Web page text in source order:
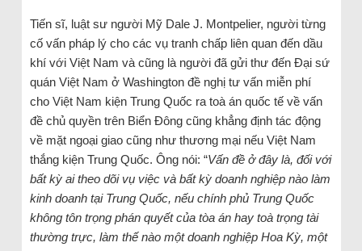
Tiến sĩ, luật sư người Mỹ Dale J. Montpelier, người từng
cố vấn pháp lý cho các vụ tranh chấp liên quan đến dầu
khí với Việt Nam và cũng là người đã gửi thư đến Đại sứ
quán Việt Nam ở Washington đề nghị tư vấn miễn phí
cho Việt Nam kiện Trung Quốc ra toà án quốc tế về vấn
đề chủ quyền trên Biển Đông cũng khẳng định tác động
về mặt ngoại giao cũng như thương mại nếu Việt Nam
thắng kiện Trung Quốc. Ông nói: “Vấn đề ở đây là, đối với
bất kỳ ai theo dõi vụ việc và bất kỳ doanh nghiệp nào làm
kinh doanh tại Trung Quốc, nếu chính phủ Trung Quốc
không tôn trọng phán quyết của tòa án hay toà trọng tài
thường trực, làm thế nào một doanh nghiệp Hoa Kỳ, một